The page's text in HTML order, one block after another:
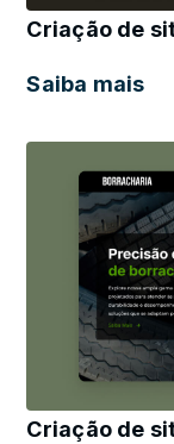
Criação de
Saiba mais
Criação de